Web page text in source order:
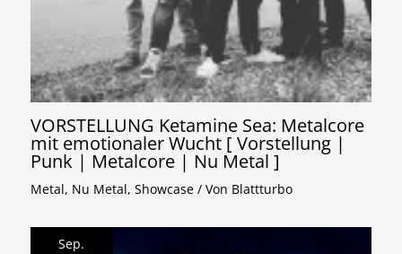
VORSTELLUNG Ketamine Sea: Metalcore
mit emotionaler Wucht [ Vorstellung |
Punk | Metalcore | Nu Metal ]
Metal, Nu Metal,Showcase / Von Blattturbo
Sep.